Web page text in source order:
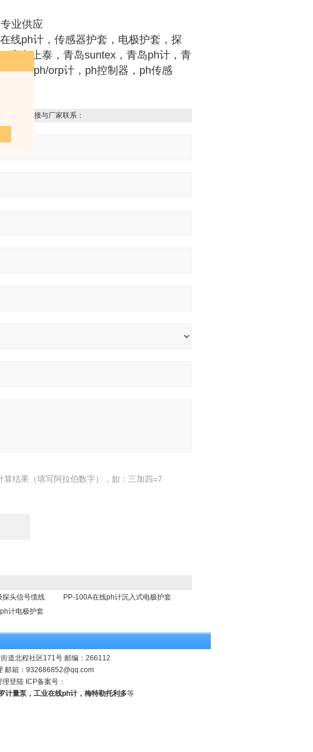
业供应
线ph计，传感器护套，电极护套，探
青岛上泰，青岛suntex，青岛ph计，青
计，ph/orp计，ph控制器，ph传感
写下表直接与厂家联系：
算结果（填写阿拉伯数字），如：三加四=7
探头信号缆线
PP-100A在线ph计沉入式电极护套
计电极护套
道北程社区171号 邮编：266112
箱： 932686852@qq.com
理登陆 ICP备案号：
计量泵，工业在线ph计，梅特勒托利多等